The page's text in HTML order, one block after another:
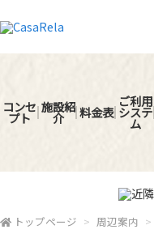
コンセ
プト
施設紹
介 料金表
ご利用
システ
ム
トップページ 周辺案内